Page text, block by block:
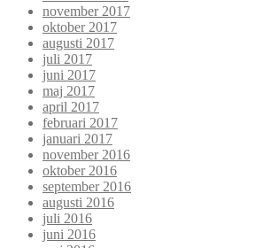
november 2017
oktober 2017
augusti 2017
juli 2017
juni 2017
maj 2017
april 2017
februari 2017
januari 2017
november 2016
oktober 2016
september 2016
augusti 2016
juli 2016
juni 2016